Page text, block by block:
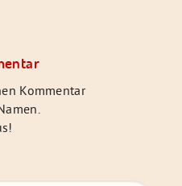
Kommentar